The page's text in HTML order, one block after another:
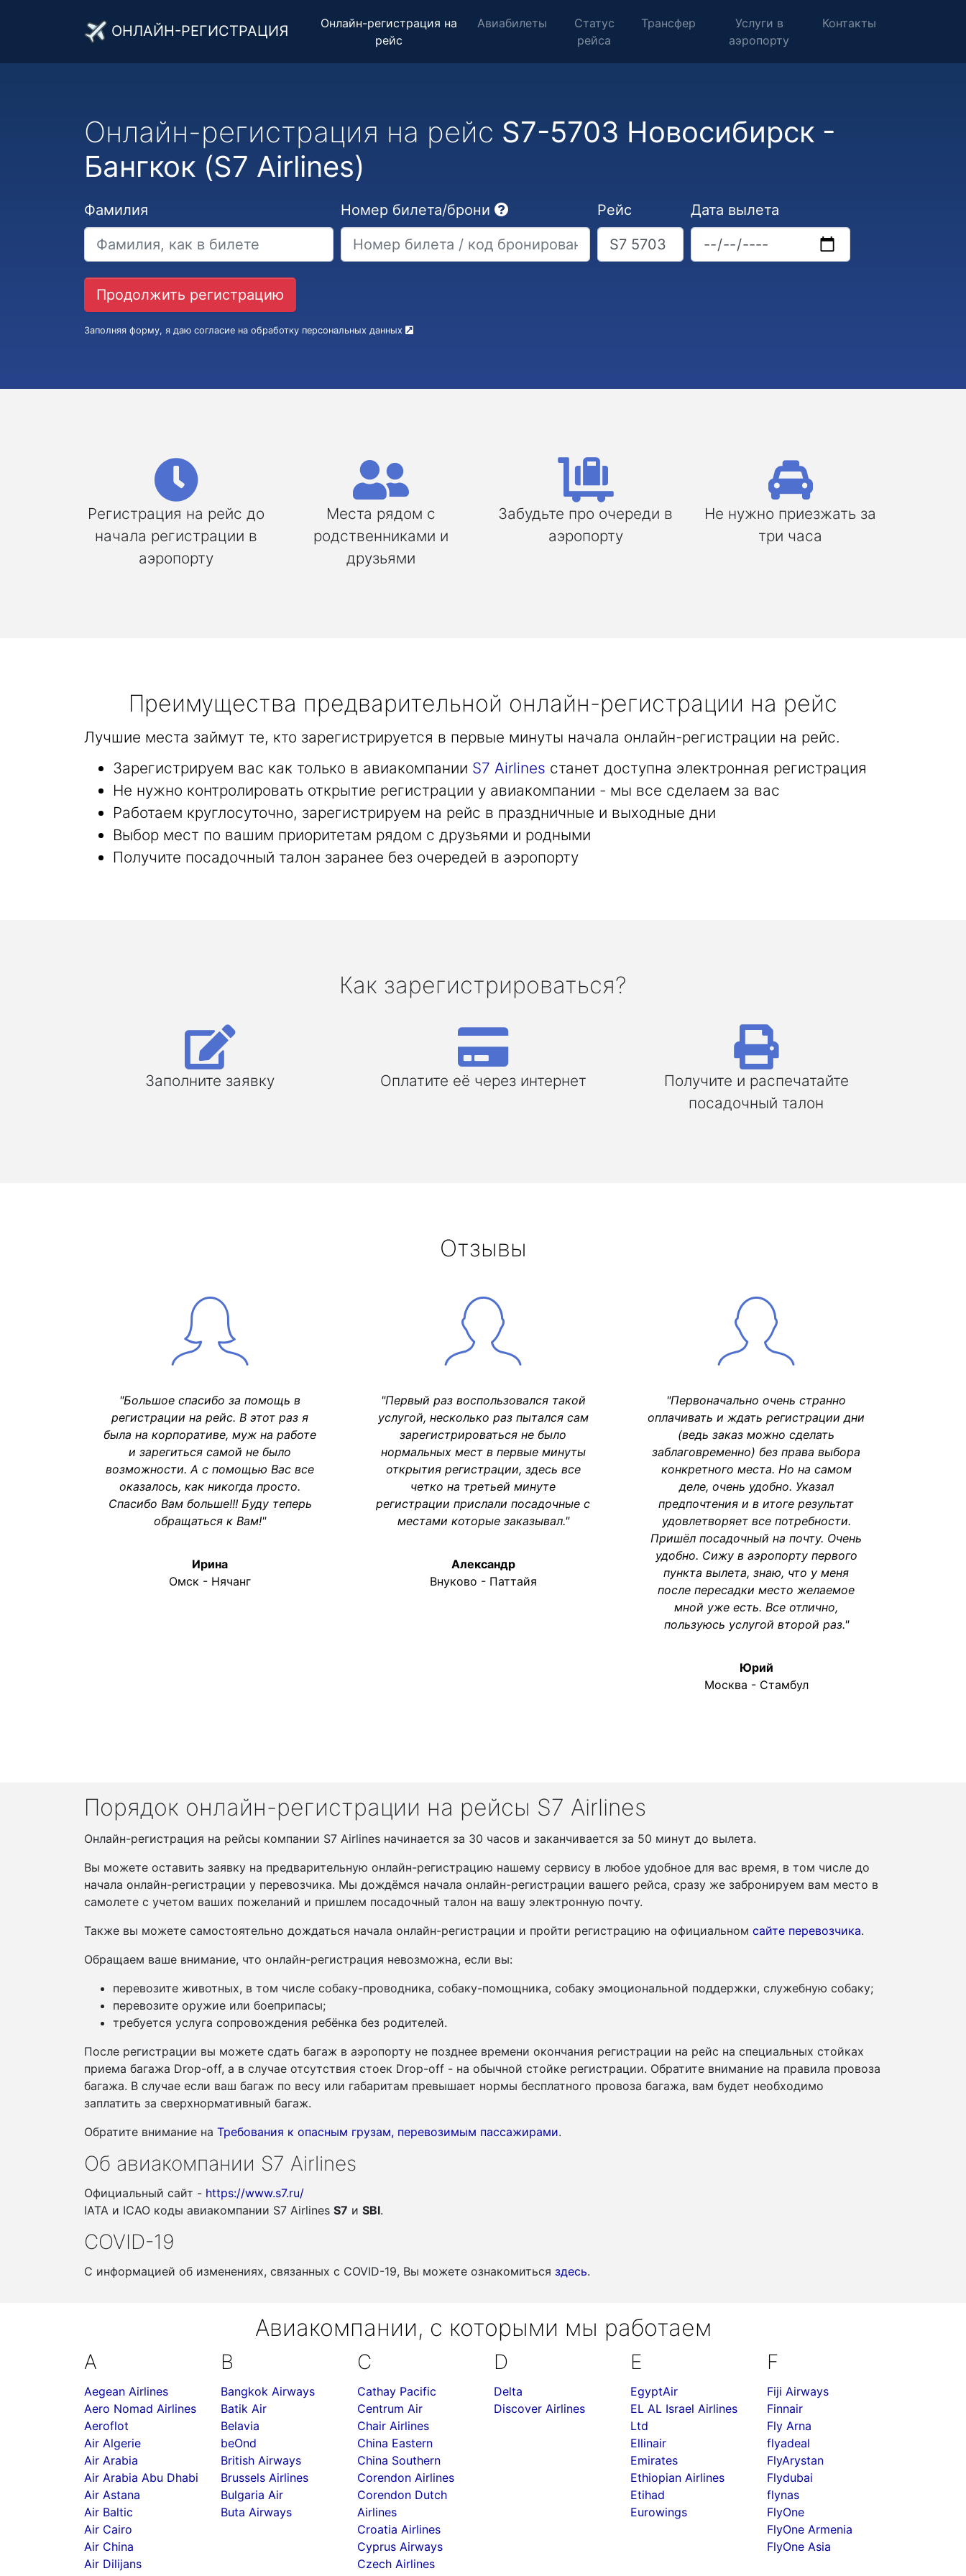
ОНЛАЙН-РЕГИСТРАЦИЯ
Онлайн-регистрация на
рейс
Авиабилеты
Статус
рейса
Трансфер
Услуги в
аэропорту
Контакты
Онлайн-регистрация на рейс S7-5703 Новосибирск -
Бангкок (S7 Airlines)
Фамилия Номер билета/брони Рейс Дата вылета
Заполняя форму, я даю согласие на обработку персональных данных
Регистрация на рейс до
начала регистрации в
аэропорту
Места рядом с
родственниками и
друзьями
Забудьте про очереди в
аэропорту
Не нужно приезжать за
три часа
Преимущества предварительной онлайн-регистрации на рейс
Лучшие места займут те, кто зарегистрируется в первые минуты начала онлайн-регистрации на рейс.
Зарегистрируем вас как только в авиакомпании S7 Airlines станет доступна электронная регистрация
Не нужно контролировать открытие регистрации у авиакомпании - мы все сделаем за вас
Работаем круглосуточно, зарегистрируем на рейс в праздничные и выходные дни
Выбор мест по вашим приоритетам рядом с друзьями и родными
Получите посадочный талон заранее без очередей в аэропорту
Как зарегистрироваться?
Заполните заявку Оплатите её через интернет
Получите и распечатайте
посадочный талон
Отзывы
"Большое спасибо за помощь в
регистрации на рейс. В этот раз я
была на корпоративе, муж на работе
и зарегиться самой не было
возможности. А с помощью Вас все
оказалось, как никогда просто.
Спасибо Вам больше!!! Буду теперь
обращаться к Вам!"
Ирина
Омск - Нячанг
"Первый раз воспользовался такой
услугой, несколько раз пытался сам
зарегистрироваться не было
нормальных мест в первые минуты
открытия регистрации, здесь все
четко на третьей минуте
регистрации прислали посадочные с
местами которые заказывал."
Александр
Внуково - Паттайя
"Первоначально очень странно
оплачивать и ждать регистрации дни
(ведь заказ можно сделать
заблаговременно) без права выбора
конкретного места. Но на самом
деле, очень удобно. Указал
предпочтения и в итоге результат
удовлетворяет все потребности.
Пришёл посадочный на почту. Очень
удобно. Сижу в аэропорту первого
пункта вылета, знаю, что у меня
после пересадки место желаемое
мной уже есть. Все отлично,
пользуюсь услугой второй раз."
Юрий
Москва - Стамбул
Порядок онлайн-регистрации на рейсы S7 Airlines
Онлайн-регистрация на рейсы компании S7 Airlines начинается за 30 часов и заканчивается за 50 минут до вылета.
Вы можете оставить заявку на предварительную онлайн-регистрацию нашему сервису в любое удобное для вас время, в том числе до
начала онлайн-регистрации у перевозчика. Мы дождёмся начала онлайн-регистрации вашего рейса, сразу же забронируем вам место в
самолете с учетом ваших пожеланий и пришлем посадочный талон на вашу электронную почту.
Также вы можете самостоятельно дождаться начала онлайн-регистрации и пройти регистрацию на официальном сайте перевозчика.
Обращаем ваше внимание, что онлайн-регистрация невозможна, если вы:
перевозите животных, в том числе собаку-проводника, собаку-помощника, собаку эмоциональной поддержки, служебную собаку;
перевозите оружие или боеприпасы;
требуется услуга сопровождения ребёнка без родителей.
После регистрации вы можете сдать багаж в аэропорту не позднее времени окончания регистрации на рейс на специальных стойках
приема багажа Drop-off, а в случае отсутствия стоек Drop-off - на обычной стойке регистрации. Обратите внимание на правила провоза
багажа. В случае если ваш багаж по весу или габаритам превышает нормы бесплатного провоза багажа, вам будет необходимо
заплатить за сверхнормативный багаж.
Обратите внимание на Требования к опасным грузам, перевозимым пассажирами.
Об авиакомпании S7 Airlines
Официальный сайт - https://www.s7.ru/
IATA и ICAO коды авиакомпании S7 Airlines S7 и SBI.
COVID-19
С информацией об изменениях, связанных c COVID-19, Вы можете ознакомиться здесь.
Авиакомпании, с которыми мы работаем
A
Aegean Airlines
Aero Nomad Airlines
Aeroflot
Air Algerie
Air Arabia
Air Arabia Abu Dhabi
Air Astana
Air Baltic
Air Cairo
Air China
Air Dilijans
B
Bangkok Airways
Batik Air
Belavia
beOnd
British Airways
Brussels Airlines
Bulgaria Air
Buta Airways
C
Cathay Pacific
Centrum Air
Chair Airlines
China Eastern
China Southern
Corendon Airlines
Corendon Dutch
Airlines
Croatia Airlines
Cyprus Airways
Czech Airlines
D
Delta
Discover Airlines
E
EgyptAir
EL AL Israel Airlines
Ltd
Ellinair
Emirates
Ethiopian Airlines
Etihad
Eurowings
F
Fiji Airways
Finnair
Fly Arna
flyadeal
FlyArystan
Flydubai
flynas
FlyOne
FlyOne Armenia
FlyOne Asia